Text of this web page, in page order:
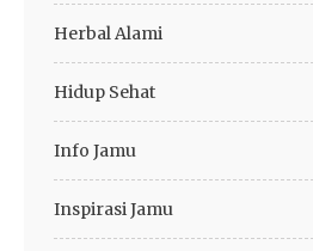
Herbal Alami
Hidup Sehat
Info Jamu
Inspirasi Jamu